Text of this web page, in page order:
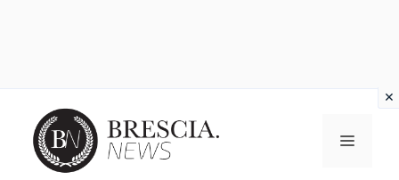
contenuto
MENU